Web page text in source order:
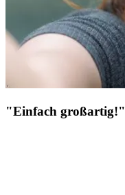
"Einfach großartig!"